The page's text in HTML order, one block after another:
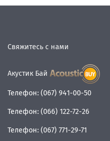
Свяжитесь с нами
Акустик Бай
Телефон: (067) 941-00-50
Телефон: (066) 122-72-26
Телефон: (067) 771-29-71